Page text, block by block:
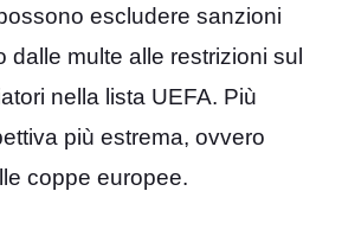
escludere sanzioni
dalle multe alle restrizioni sul
nella lista UEFA. Più
più estrema, ovvero
coppe europee.